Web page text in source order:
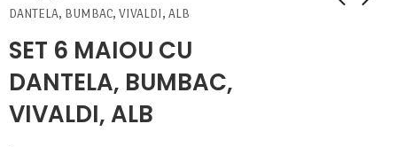
DANTELA, BUMBAC, VIVALDI, ALB
SET 6 MAIOU CU
DANTELA, BUMBAC,
VIVALDI, ALB